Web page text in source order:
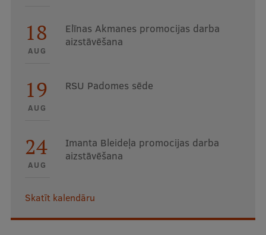
18
AUG
Elīnas Akmanes promocijas darba
aizstāvēšana
19
AUG
RSU Padomes sēde
24
AUG
Imanta Bleideļa promocijas darba
aizstāvēšana
Skatīt kalendāru